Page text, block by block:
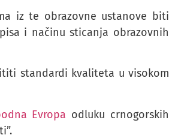
iz te obrazovne ustanove biti
i načinu sticanja obrazovnih
standardi kvaliteta u visokom
Evropa odluku crnogorskih